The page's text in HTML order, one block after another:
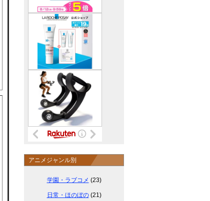
アニメジャンル別
学園・ラブコメ (23)
日常・ほのぼの(21)